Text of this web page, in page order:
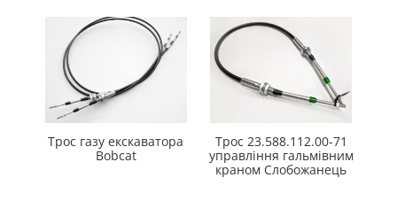
Трос газу екскаватора
Bobcat
Трос 23.588.112.00-71
управління гальмівним
краном Слобожанець